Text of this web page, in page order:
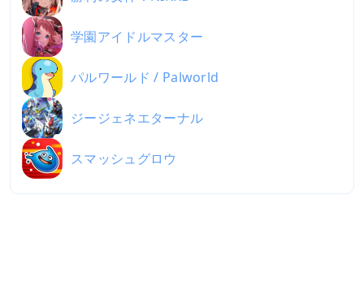
学園アイドルマスター
パルワールド / Palworld
ジージェネエターナル
スマッシュグロウ